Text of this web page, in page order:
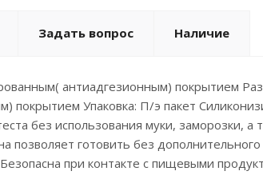
Задать вопрос Наличие
антиадгезионным) покрытием
покрытием Упаковка: П/э пакет
без использования муки, заморозки, а
позволяет готовить без
при контакте с пищевыми